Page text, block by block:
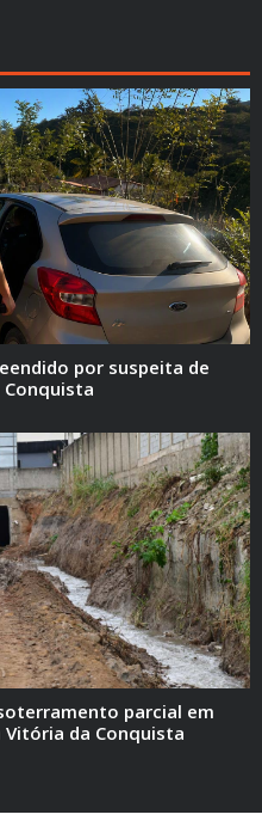
por suspeita de
parcial em
Vitória da Conquista